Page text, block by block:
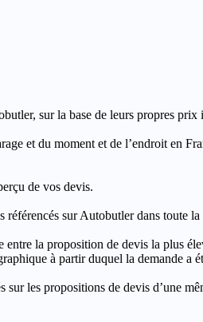
sur la base de leurs propres prix
et du moment et de l’endroit en
de vos devis.
sur Autobutler dans toute la
la proposition de devis la plus
à partir duquel la demande a
les propositions de devis d’une